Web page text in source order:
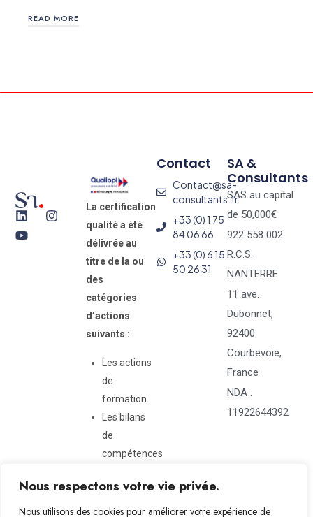
Nous respectons votre vie privée.
Nous utilisons des cookies pour améliorer votre expérience de
READ MORE
SA &
Consultants
SAS au capital
de 50,000€
922 558 002
R.C.S.
NANTERRE
11 ave.
Dubonnet,
92400
Courbevoie,
France
NDA :
11922644392
Contact
Contact@sa-
consultants.fr
+33 (0) 1 75
84 06 66
+33 (0) 6 15
50 26 31
La certification
qualité a été
délivrée au
titre de la ou
des
catégories
d’actions
suivants :
Les actions
de
formation
Les bilans
de
compétences